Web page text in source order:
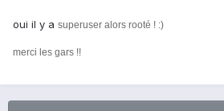
oui il y a superuser alors rooté ! :)
merci les gars !!